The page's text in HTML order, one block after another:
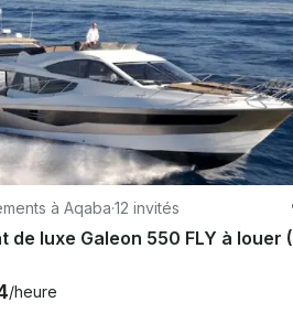
à Aqaba·12 invités
/heure